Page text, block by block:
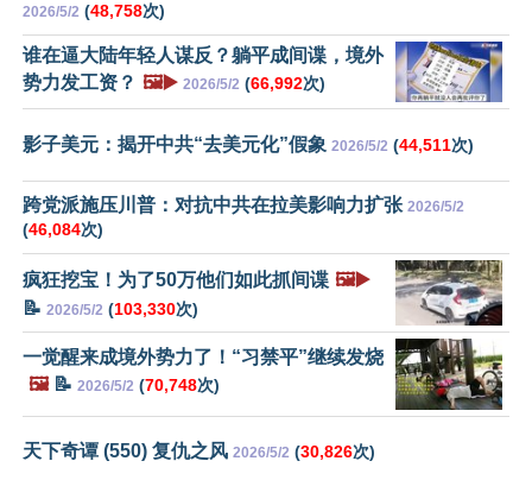
2026/5/2 (48,758次)
谁在逼大陆年轻人谋反？躺平成间谍，境外
势力发工资？ 🖼️▶️ 2026/5/2 (66,992次)
影子美元：揭开中共“去美元化”假象 2026/5/2 (44,511次)
跨党派施压川普：对抗中共在拉美影响力扩张 2026/5/2
(46,084次)
疯狂挖宝！为了50万他们如此抓间谍 🖼️▶️
📝 2026/5/2 (103,330次)
一觉醒来成境外势力了！“习禁平”继续发烧
🖼️📝 2026/5/2 (70,748次)
天下奇谭 (550) 复仇之风 2026/5/2 (30,826次)